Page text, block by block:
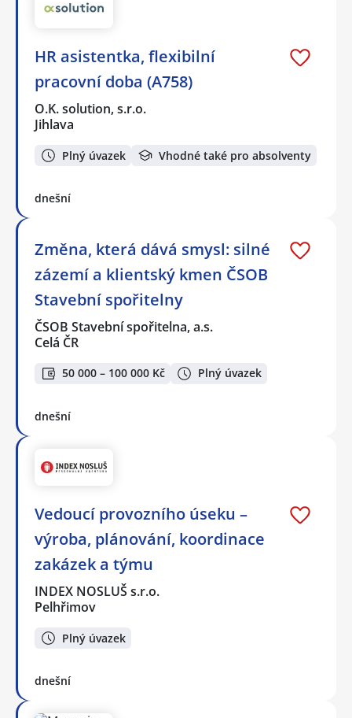
HR asistentka, flexibilní
pracovní doba (A758)
O.K. solution, s.r.o.
Jihlava
Plný úvazek Vhodné také pro absolventy
dnešní
Změna, která dává smysl: silné
zázemí a klientský kmen ČSOB
Stavební spořitelny
ČSOB Stavební spořitelna, a.s.
Celá ČR
50 000 – 100 000 Kč Plný úvazek
dnešní
Vedoucí provozního úseku –
výroba, plánování, koordinace
zakázek a týmu
INDEX NOSLUŠ s.r.o.
Pelhřimov
Plný úvazek
dnešní